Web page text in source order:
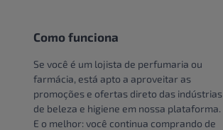
Creme Para Área Do Olho
Cuidado Com A Mão
Cuidados bucais especiais
Cuidados com o couro
Unidade
Como funciona
Se você é um lojista de perfumaria ou
farmácia, está apto a aproveitar as
promoções e ofertas direto das indústrias
de beleza e higiene em nossa plataforma.
E o melhor: você continua comprando de